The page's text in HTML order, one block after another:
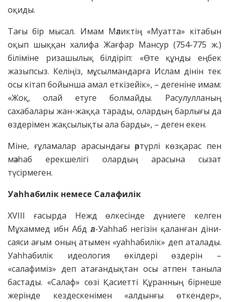
оқиды.
Тағы бір мысал. Имам Мәликтің «Муатта» кітабын
оқып шыққан халифа Жағфар Мансур (754-775 ж.)
біліміне ризашылық білдіріп: «Өте құнды еңбек
жазыпсыз. Келіңіз, мұсылмандарға Ислам дінін тек
осы кітап бойынша амал еткізейік», – дегеніне имам:
«Жоқ, олай етуге болмайды. Расулулланың
сахабалары жан-жаққа тарады, олардың барлығы да
өздерімен жақсылықты ала барды», – деген екен.
Міне, ғұламалар арасындағы әртүрлі көзқарас пен
мәзһаб ерекшелігі олардың арасына сызат
түсірмеген.
Уаһһабилік немесе Салафилік
ХVІІІ ғасырда Нежд өлкесінде дүниеге келген
Мұхаммед ибн Абд әл-Уаһһаб негізін қаланған діни-
саяси ағым оның атымен «уаһһабилік» деп аталады.
Уаһһабилік идеология өкілдері өздерін –
«салафиміз» деп атағандықтан осы атпен таныла
бастады. «Салаф» сөзі Қасиетті Құранның бірнеше
жерінде кездескенімен «алдынғы өткендер»,